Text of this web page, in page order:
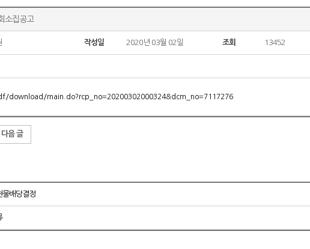
소집공고
작성일 2020년 03월 02일 조회 13452
download/main.do?rcp_no=20200302000324&dcm_no=7117276
다음 글
물배당결정